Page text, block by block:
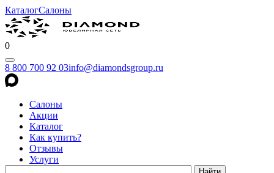
КаталогСалоны
0
8 800 700 92 03info@diamondsgroup.ru
Салоны
Акции
Каталог
Как купить?
Отзывы
Услуги